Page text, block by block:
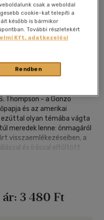
Megosztom
nyelvű|
Thompson - a Gonzo
és az amerikai
ezúttal olyan témába vágta
meredek lenne: önmagáról
visszaemlékezéseiben, a
és írással eltöltött
és LSD-vel felturbózott
sün, csajok, fegyverek,
hogy ringbe szállt az
3 480 Ft
csak a weboldal
cookie-kat telepíti a
később is bármikor
További részletekért
Kft. adatkezelési
Rendben